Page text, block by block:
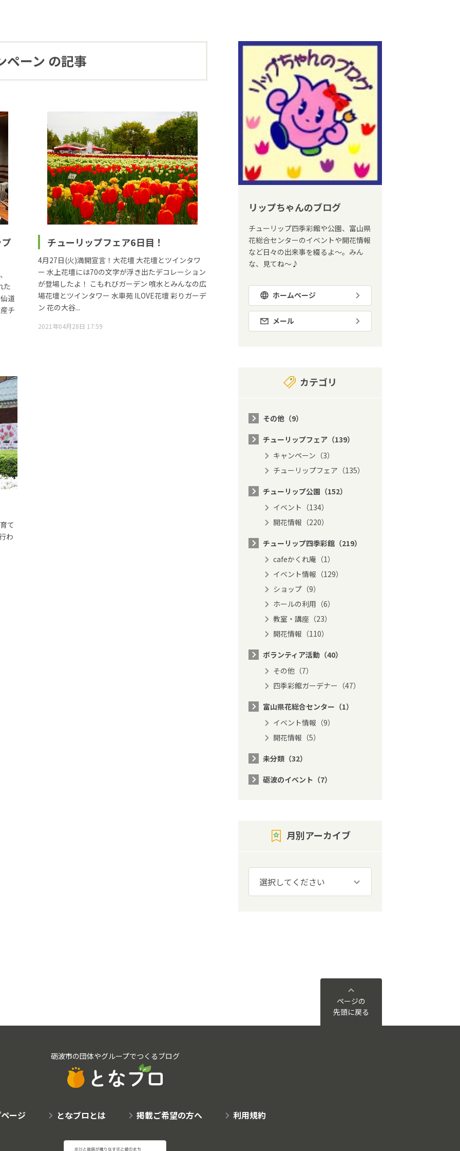
ペーン の記事
た
道
チ
チューリップフェア6日目！
4月27日(火)満開宣言！大花壇 大花壇とツインタワ
ー 水上花壇には70の文字が浮き出たデコレーション
が登場したよ！ こもれびガーデン 噴水とみんなの広
場花壇とツインタワー 水車苑 ILOVE花壇 彩りガーデ
ン 花の大谷...
2021年04月28日 17:59
て
わ
リップちゃんのブログ
チューリップ四季彩館や公園、富山県
花総合センターのイベントや開花情報
など日々の出来事を綴るよ～。みん
な、見てね～♪
ホームページ
メール
カテゴリ
その他（9）
チューリップフェア（139）
キャンペーン（3）
チューリップフェア（135）
チューリップ公園（152）
イベント（134）
開花情報（220）
チューリップ四季彩館（219）
cafeかくれ庵（1）
イベント情報（129）
ショップ（9）
ホールの利用（6）
教室・講座（23）
開花情報（110）
ボランティア活動（40）
その他（7）
四季彩館ガーデナー（47）
富山県花総合センター（1）
イベント情報（9）
開花情報（5）
未分類（32）
砺波のイベント（7）
月別アーカイブ
ページの
先頭に戻る
砺波市の団体やグループでつくるブログ
ージ となブロとは 掲載ご希望の方へ 利用規約